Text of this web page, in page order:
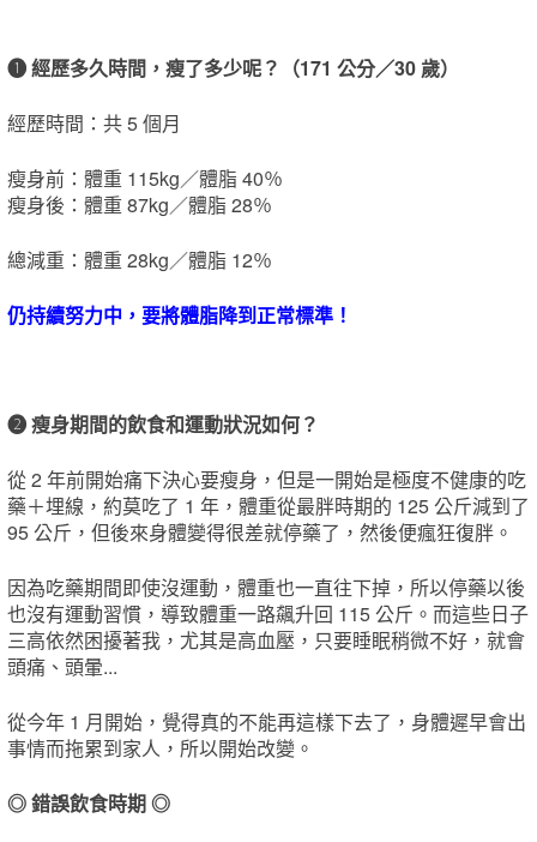
❶ 經歷多久時間，瘦了多少呢？（171 公分／30 歲）
經歷時間：共 5 個月
瘦身前：體重 115kg／體脂 40％
瘦身後：體重 87kg／體脂 28％
總減重：體重 28kg／體脂 12％
仍持續努力中，要將體脂降到正常標準！
❷ 瘦身期間的飲食和運動狀況如何？
從 2 年前開始痛下決心要瘦身，但是一開始是極度不健康的吃
藥＋埋線，約莫吃了 1 年，體重從最胖時期的 125 公斤減到了
95 公斤，但後來身體變得很差就停藥了，然後便瘋狂復胖。
因為吃藥期間即使沒運動，體重也一直往下掉，所以停藥以後
也沒有運動習慣，導致體重一路飆升回 115 公斤。而這些日子
三高依然困擾著我，尤其是高血壓，只要睡眠稍微不好，就會
頭痛、頭暈...
從今年 1 月開始，覺得真的不能再這樣下去了，身體遲早會出
事情而拖累到家人，所以開始改變。
◎ 錯誤飲食時期 ◎